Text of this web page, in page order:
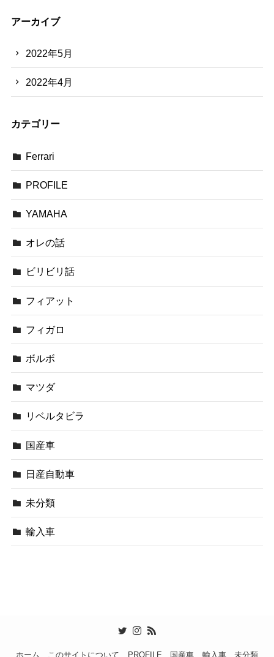
アーカイブ
2022年5月
2022年4月
カテゴリー
Ferrari
PROFILE
YAMAHA
オレの話
ビリビリ話
フィアット
フィガロ
ボルボ
マツダ
リベルタビラ
国産車
日産自動車
未分類
輸入車
ホーム このサイトについて PROFILE 国産車 輸入車 未分類